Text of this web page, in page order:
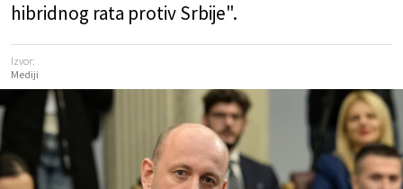
hibridnog rata protiv Srbije".
Izvor:
Mediji